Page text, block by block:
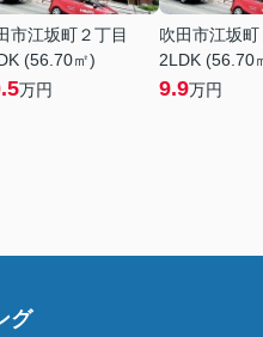
市江坂町２丁目
(56.70㎡)
万円
吹田市江坂町
2LDK (56.70
9.9万円
グ